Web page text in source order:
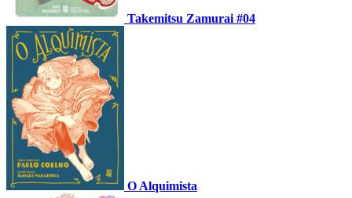
Takemitsu Zamurai #04
O Alquimista